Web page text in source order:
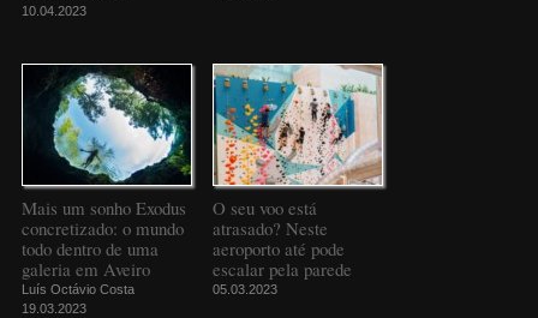
10.04.2023
Mais um sonho Exodus
concretizado: o mundo
todo dentro de uma
galeria em Aveiro
Luís Octávio Costa
19.03.2023
O seu voo está
atrasado? Neste
aeroporto até pode
escalar pela parede
05.03.2023